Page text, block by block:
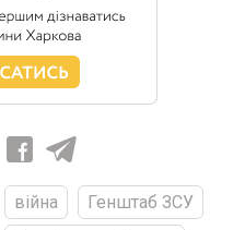
війна
Генштаб ЗСУ